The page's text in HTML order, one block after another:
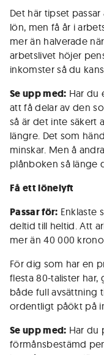
Det här tipset
lön, men få år i
mer än halverade
arbetslivet höjer
inkomster så du
Se upp med: Har du
att få delar av den
så är det inte säkert
längre. Det som
minskar. Men å
plånboken så länge
Få ett lönelyft
Passar för: Enklaste
deltid till heltid. Att
mer än 40 000
För dig som har en
flesta 80-talister
både full avsättning
ordentligt påökt på
Se upp med: Har du
förmånsbestämd